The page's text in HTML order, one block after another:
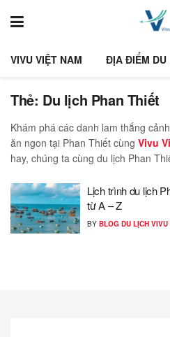
VIVU VIỆT NAM ĐỊA ĐIỂM DU
Thẻ: Du lịch Phan Thiết
Khám phá các danh lam thắng
ăn ngon tại Phan Thiết cùng Vivu
hay, chúng ta cùng du lịch Phan
Lịch trình du lịch
từ A – Z
BY BLOG DU LỊCH VIVU